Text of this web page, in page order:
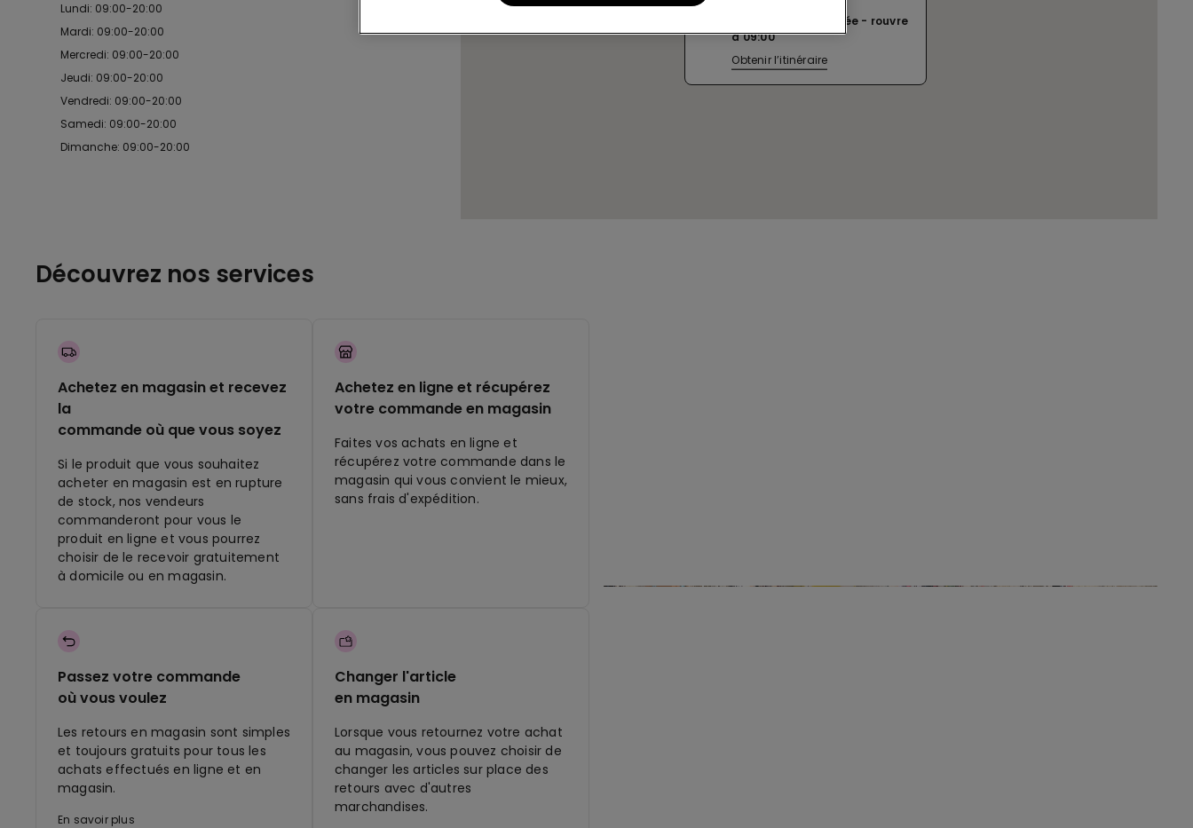
Lundi: 09:00-20:00
Mardi: 09:00-20:00
Mercredi: 09:00-20:00
Jeudi: 09:00-20:00
Vendredi: 09:00-20:00
Samedi: 09:00-20:00
Dimanche: 09:00-20:00
Actuellement fermée
rouvre
à09:00
Obtenir l’itinéraire
Découvrez nos services
Achetez en magasin et recevez
la
commande où que vous soyez
Si le produit que vous souhaitez
acheter en magasin est en rupture
de stock, nos vendeurs
commanderont pour vous le
produit en ligne et vous pourrez
choisir de le recevoir gratuitement
à domicile ou en magasin.
Achetez en ligne et récupérez
votre commande en magasin
Faites vos achats en ligne et
récupérez votre commande dans le
magasin qui vous convient le mieux,
sans frais d'expédition.
Passez votre commande
où vous voulez
Les retours en magasin sont simples
et toujours gratuits pour tous les
achats effectués en ligne et en
magasin.
En savoir plus
Changer l'article
en magasin
Lorsque vous retournez votre achat
au magasin, vous pouvez choisir de
changer les articles sur place des
retours avec d'autres
marchandises.